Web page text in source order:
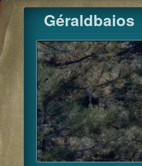
Skip
to
content
Géraldbaios